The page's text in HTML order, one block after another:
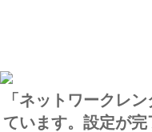
「ネットワークレ
ています。設定が